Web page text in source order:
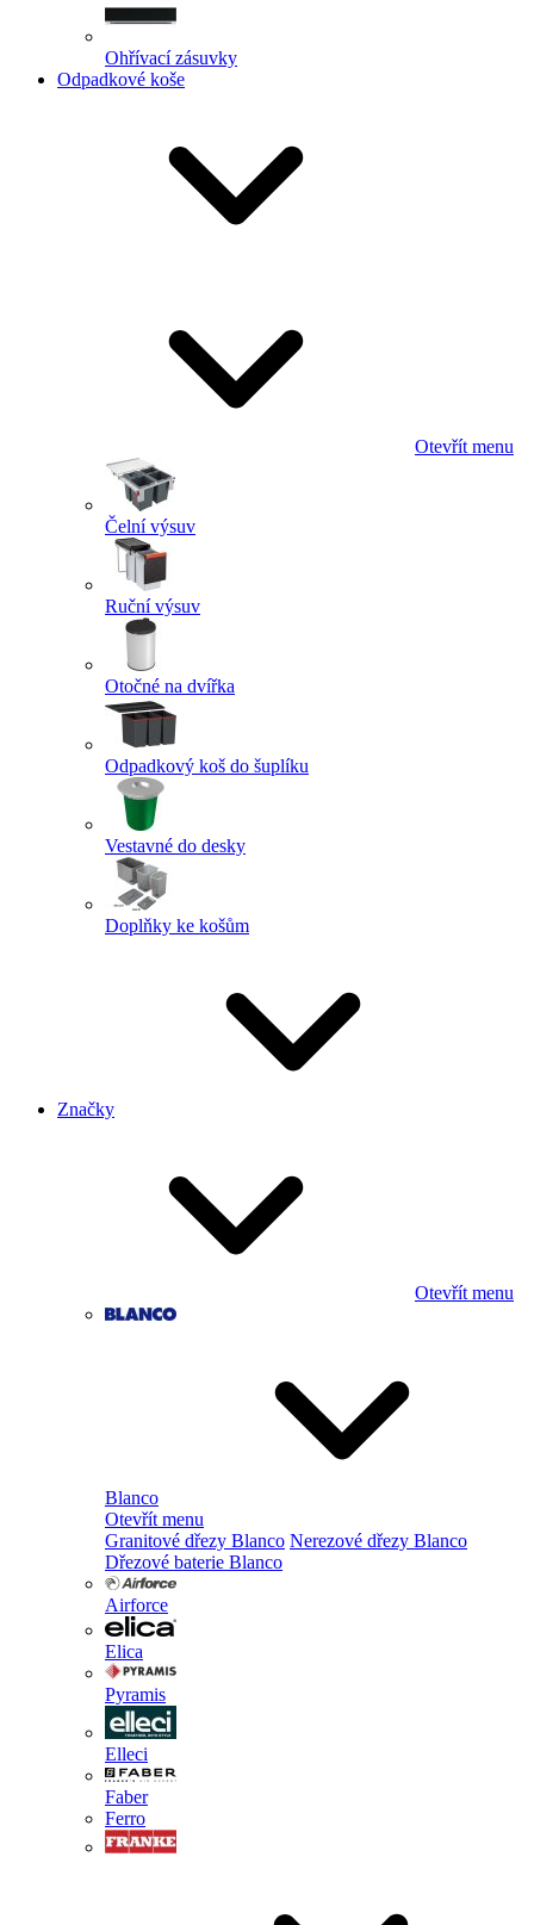
Ohřívací zásuvky
Odpadkové koše
Otevřít menu
Čelní výsuv
Ruční výsuv
Otočné na dvířka
Odpadkový koš do šuplíku
Vestavné do desky
Doplňky ke košům
Značky
Otevřít menu
Blanco
Otevřít menu
Granitové dřezy Blanco Nerezové dřezy Blanco
Dřezové baterie Blanco
Airforce
Elica
Pyramis
Elleci
Faber
Ferro